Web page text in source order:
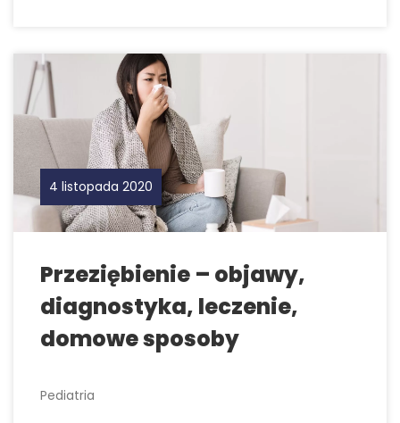
4 listopada 2020
Przeziębienie – objawy,
diagnostyka, leczenie,
domowe sposoby
Pediatria